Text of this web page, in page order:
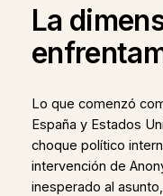
La
Lo que comenzó
España y Estados
choque político
intervención de
inesperado al